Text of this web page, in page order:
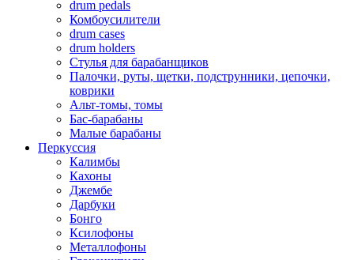
drum pedals
Комбоусилители
drum cases
drum holders
Стулья для барабанщиков
Палочки, руты, щетки, подструнники, цепочки,
коврики
Альт-томы, томы
Бас-барабаны
Малые барабаны
Перкуссия
Калимбы
Кахоны
Джембе
Дарбуки
Бонго
Ксилофоны
Металлофоны